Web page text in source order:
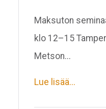
Maksuton
klo 12–15
Metson...
Lue lisää...